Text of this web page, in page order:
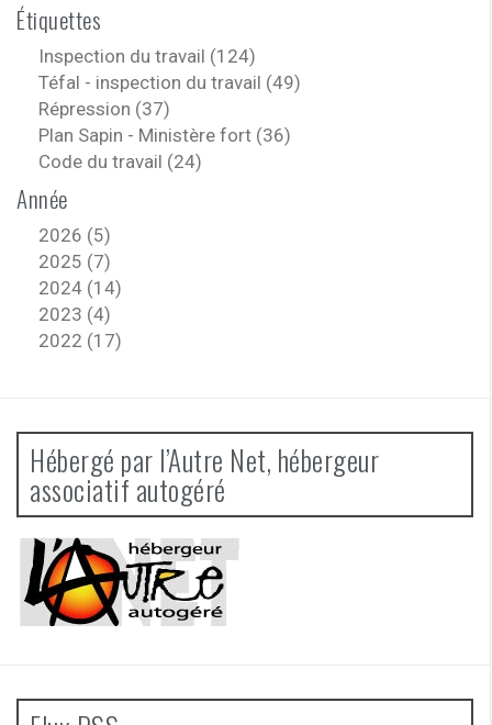
Étiquettes
Inspection du travail (124)
Téfal - inspection du travail (49)
Répression (37)
Plan Sapin - Ministère fort (36)
Code du travail (24)
Année
2026 (5)
2025 (7)
2024 (14)
2023 (4)
2022 (17)
Hébergé par l’Autre Net, hébergeur
associatif autogéré